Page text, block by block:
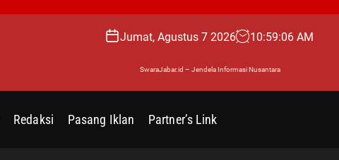
Jumat, Agustus 7 2026 10:59:07 AM
SwaraJabar.id – Jendela Informasi Nusantara
Redaksi Pasang Iklan Partner’s Link